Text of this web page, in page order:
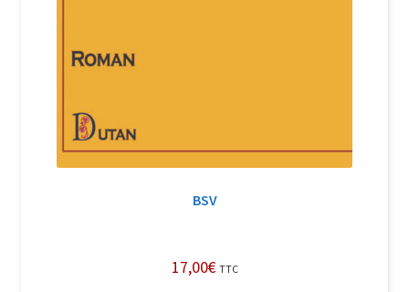
Suivi de la Commande
BSV
17,00€ TTC